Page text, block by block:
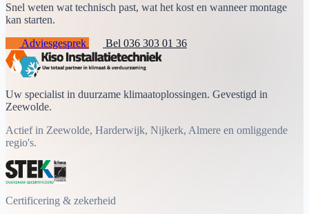
Snel weten wat technisch past, wat het kost en wanneer montage
kan starten.
Adviesgesprek
Bel 036 303 01 36
Uw specialist in duurzame klimaatoplossingen. Gevestigd in
Zeewolde.
Actief in Zeewolde, Harderwijk, Nijkerk, Almere en omliggende
regio's.
Certificering & zekerheid